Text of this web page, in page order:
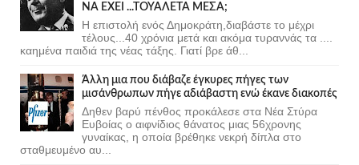
ΝΑ ΕΧΕΙ ...ΤΟΥΑΛΕΤΑ ΜΕΣΑ;
Η επιστολή ενός Δημοκράτη,διαβάστε το μέχρι
τέλους...40 χρόνια μετά και ακόμα τυραννάς τα ....
καημένα παιδιά της νέας τάξης. Γιατί βρε άθ...
Άλλη μια που διάβαζε έγκυρες πήγες των
μισάνθρωπων πήγε αδιάβαστη ενώ έκανε διακοπές
Δηθεν βαρύ πένθος προκάλεσε στα Νέα Στύρα
Ευβοίας ο αιφνίδιος θάνατος μιας 56χρονης
γυναίκας, η οποία βρέθηκε νεκρή δίπλα στο
σταθμευμένο αυ...